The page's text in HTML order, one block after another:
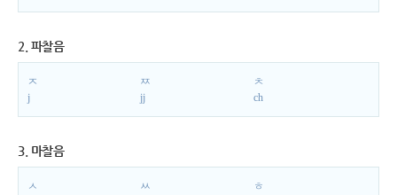
2. 파찰음
ㅈ
j
ㅉ
jj
ㅊ
ch
3. 마찰음
ㅅ
ㅆ
ㅎ